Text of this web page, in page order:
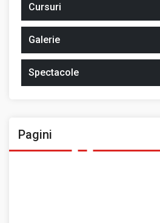
Cursuri
Galerie
Spectacole
Pagini